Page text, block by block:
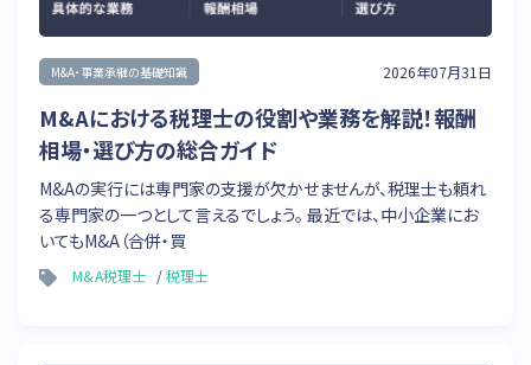
M&A・事業承継の基礎知識 2026年07月31日
M&Aにおける税理士の役割や業務を解説！報酬
相場・選び方の総合ガイド
M&Aの実行には専門家の支援が欠かせませんが、税理士も頼れ
る専門家の一つとして言えるでしょう。 最近では、中小企業にお
いてもM&A（合併・買
M&A税理士 税理士